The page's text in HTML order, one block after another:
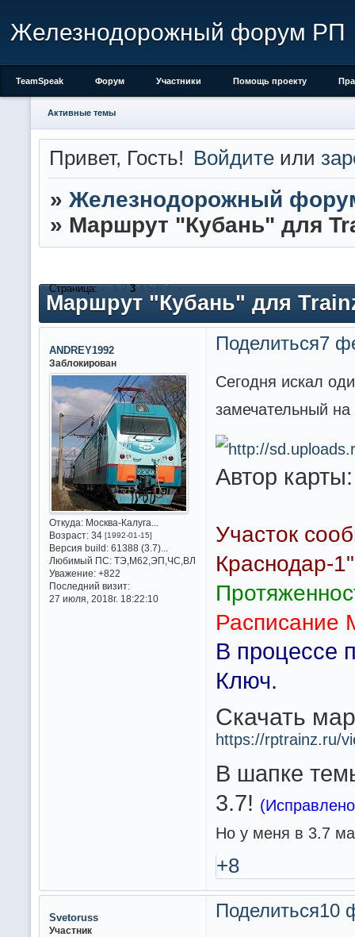
Железнодорожный форум РП
TeamSpeak Форум Участники Помощь проекту
Активные темы
Привет, Гость! Войдите или
» Железнодорожный
» Маршрут "Кубань" для
Маршрут "Кубань" для
Страница:« 1 2 3 4 5 6 7 »
Поделиться7
ANDREY1992
Заблокирован
Откуда:Москва-Калуга...
Возраст:34 [1992-01-15]
Версия build:61388 (3.7)...
Любимый ПС:ТЭ,М62,ЭП,ЧС,ВЛ
Уважение: +822
Последний визит:
27 июля, 2018г. 18:22:10
Сегодня искал
замечательный
Автор
Участок
Краснодар-
Расписание
В процессе
Ключ.
Скачать
https://rptrainz.ru/
В шапке
3.7!
Но у меня в 3.7
+8
Поделиться10
Svetoruss
Участник